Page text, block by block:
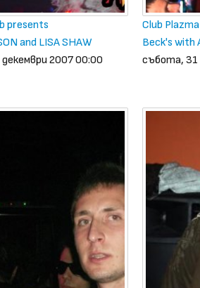
presents
and LISA SHAW
2007 00:00
Club
Beck's with
събота, 31